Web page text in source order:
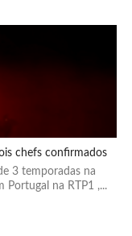
chefs confirmados
3 temporadas na
Portugal na RTP1 ,...